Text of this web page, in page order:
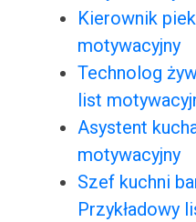
Kierownik
motywacyjny
Technolog
list
Asystent
motywacyjny
Szef kuchni
Przykładowy